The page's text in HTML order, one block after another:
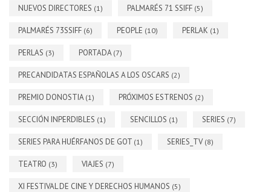
NUEVOS DIRECTORES (1) PALMARÉS 71 SSIFF (5)
PALMARÉS 73SSIFF (6) PEOPLE (10) PERLAK (1)
PERLAS (3) PORTADA (7)
PRECANDIDATAS ESPAÑOLAS A LOS OSCARS (2)
PREMIO DONOSTIA (1) PRÓXIMOS ESTRENOS (2)
SECCIÓN INPERDIBLES (1) SENCILLOS (1) SERIES (7)
SERIES PARA HUÉRFANOS DE GOT (1) SERIES_TV (8)
TEATRO (3) VIAJES (7)
XI FESTIVAL DE CINE Y DERECHOS HUMANOS (5)